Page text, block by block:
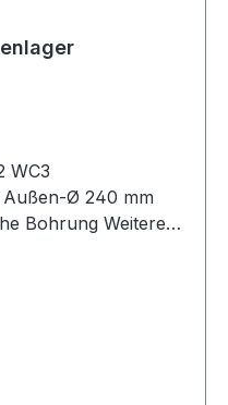
WC3
Außen-Ø 240 mm
Weitere